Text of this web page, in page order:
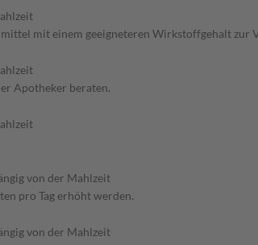
mit einem geeigneteren Wirkstoffgehalt zur
Apotheker beraten.
von der Mahlzeit
pro Tag erhöht werden.
von der Mahlzeit